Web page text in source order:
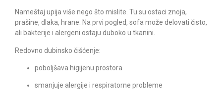
Nameštaj upija više nego što mislite. Tu su ostaci znoja,
prašine, dlaka, hrane. Na prvi pogled, sofa može delovati čisto,
ali bakterije i alergeni ostaju duboko u tkanini.
Redovno dubinsko čišćenje:
poboljšava higijenu prostora
smanjuje alergije i respiratorne probleme